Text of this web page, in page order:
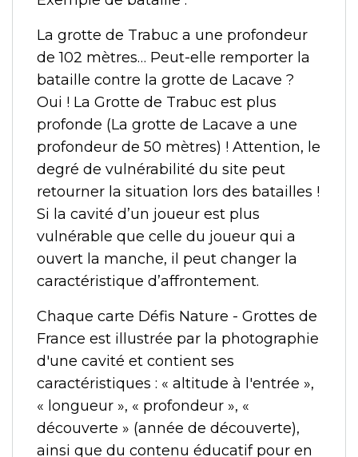
La grotte de Trabuc a une profondeur
de 102 mètres… Peut-elle remporter la
bataille contre la grotte de Lacave ?
Oui ! La Grotte de Trabuc est plus
profonde (La grotte de Lacave a une
profondeur de 50 mètres) ! Attention, le
degré de vulnérabilité du site peut
retourner la situation lors des batailles !
Si la cavité d’un joueur est plus
vulnérable que celle du joueur qui a
ouvert la manche, il peut changer la
caractéristique d’affrontement.
Chaque carte Défis Nature - Grottes de
France est illustrée par la photographie
d'une cavité et contient ses
caractéristiques : « altitude à l'entrée »,
« longueur », « profondeur », «
découverte » (année de découverte),
ainsi que du contenu éducatif pour en